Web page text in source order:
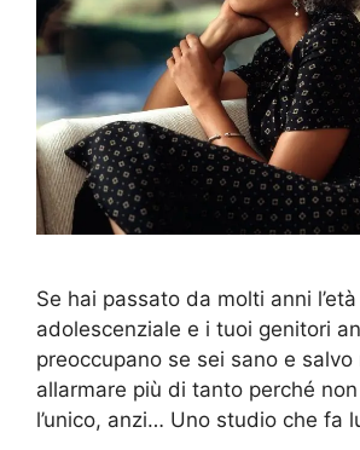
Se hai passato da molti anni l’età
adolescenziale e i tuoi genitori
preoccupano se sei sano e
allarmare più di tanto perché
l’unico, anzi… Uno studio che fa